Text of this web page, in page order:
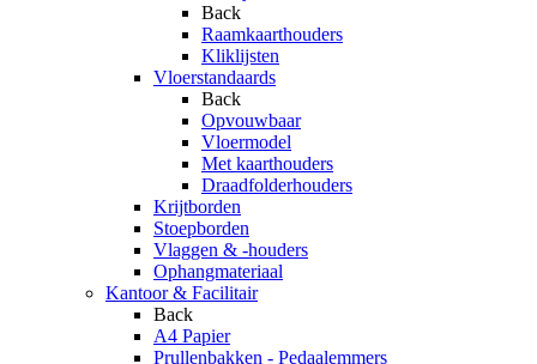
Back
Raamkaarthouders
Kliklijsten
Vloerstandaards
Back
Opvouwbaar
Vloermodel
Met kaarthouders
Draadfolderhouders
Krijtborden
Stoepborden
Vlaggen & -houders
Ophangmateriaal
Kantoor & Facilitair
Back
A4 Papier
Prullenbakken - Pedaalemmers